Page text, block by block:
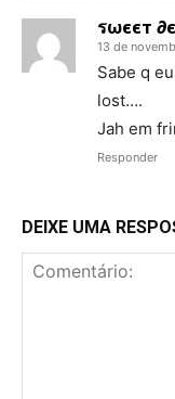
รωєєт
13 de
Sabe q
lost….
Jah em
Responder
DEIXE UMA